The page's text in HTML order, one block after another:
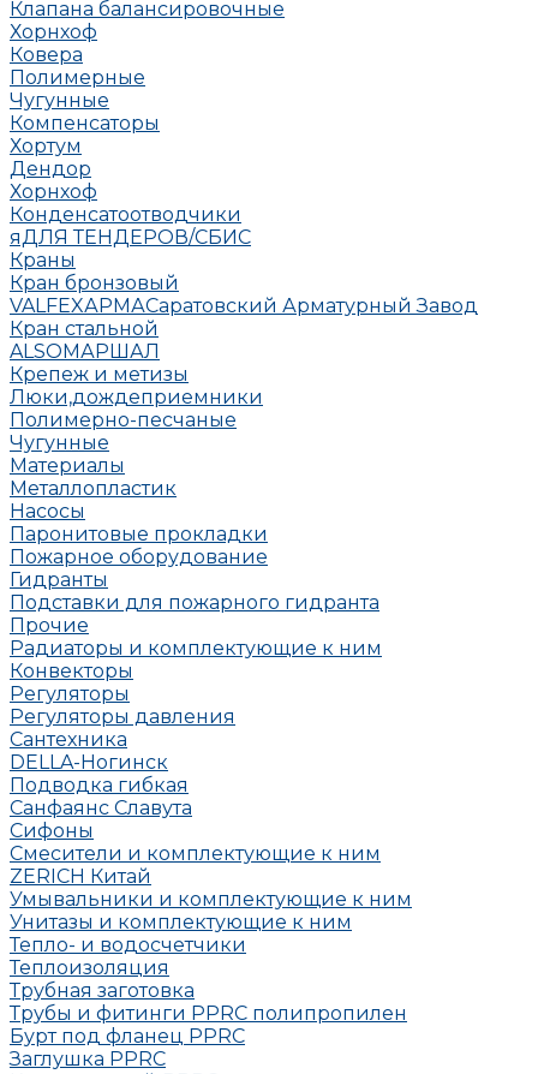
Клапана балансировочные
Хорнхоф
Ковера
Полимерные
Чугунные
Компенсаторы
Хортум
Дендор
Хорнхоф
Конденсатоотводчики
яДЛЯ ТЕНДЕРОВ/СБИС
Краны
Кран бронзовый
VALFEXАРМАСаратовский Арматурный Завод
Кран стальной
ALSOМАРШАЛ
Крепеж и метизы
Люки,дождеприемники
Полимерно-песчаные
Чугунные
Материалы
Металлопластик
Насосы
Паронитовые прокладки
Пожарное оборудование
Гидранты
Подставки для пожарного гидранта
Прочие
Радиаторы и комплектующие к ним
Конвекторы
Регуляторы
Регуляторы давления
Сантехника
DELLA-Ногинск
Подводка гибкая
Санфаянс Славута
Сифоны
Смесители и комплектующие к ним
ZERICH Китай
Умывальники и комплектующие к ним
Унитазы и комплектующие к ним
Тепло- и водосчетчики
Теплоизоляция
Трубная заготовка
Трубы и фитинги PPRC полипропилен
Бурт под фланец РРRC
Заглушка РРRC